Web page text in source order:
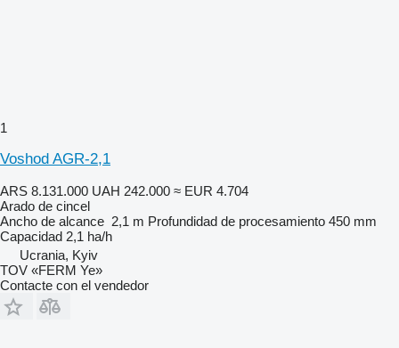
1
Voshod AGR-2,1
ARS 8.131.000 UAH 242.000 ≈ EUR 4.704
Arado de cincel
Ancho de alcance 2,1 m Profundidad de procesamiento 450 mm
Capacidad 2,1 ha/h
Ucrania, Kyiv
TOV «FERM Ye»
Contacte con el vendedor